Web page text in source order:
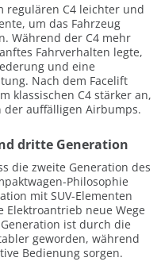
regulären C4 leichter und
um das Fahrzeug
Während der C4 mehr
Fahrverhalten legte,
und eine
Nach dem Facelift
klassischen C4 stärker an,
der auffälligen Airbumps.
dritte Generation
die zweite Generation des
Philosophie
mit SUV-Elementen
neue Wege
ist durch die
geworden, während
Bedienung sorgen.